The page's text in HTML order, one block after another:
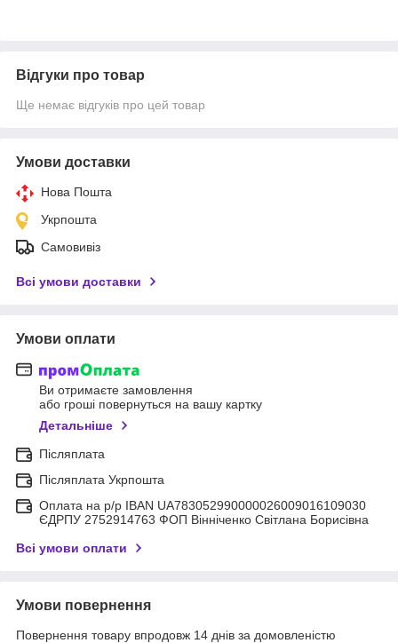
Відгуки про товар
Ще немає відгуків про цей товар
Умови доставки
Нова Пошта
Укрпошта
Самовивіз
Всі умови доставки
Умови оплати
Ви отримаєте замовлення
або гроші повернуться на вашу картку
Детальніше
Післяплата
Післяплата Укрпошта
Оплата на р/р IBAN UA783052990000026009016109030
ЄДРПУ 2752914763 ФОП Вінніченко Світлана Борисівна
Всі умови оплати
Умови повернення
Повернення товару впродовж 14 днів за домовленістю